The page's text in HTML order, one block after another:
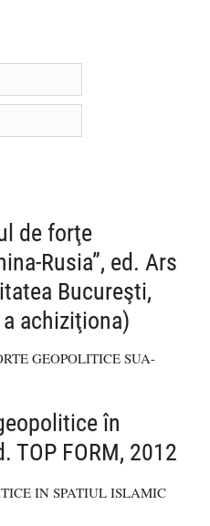
de forţe
Rusia”, ed. Ars
Bucureşti,
achiziţiona)
în
TOP FORM, 2012